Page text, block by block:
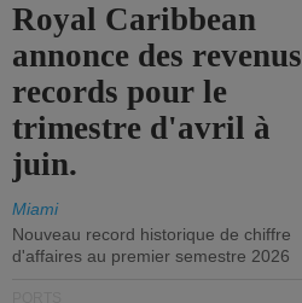
Royal Caribbean
annonce des revenus
records pour le
trimestre d'avril à
juin.
Miami
Nouveau record historique de chiffre
d'affaires au premier semestre 2026